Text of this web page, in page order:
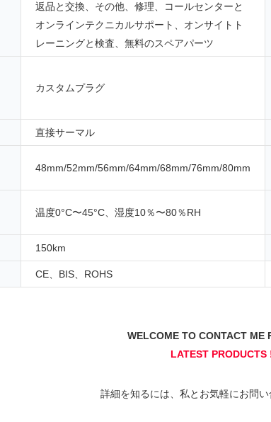
返品と交換、その他、修理、コールセンターと
オンラインテクニカルサポート、オンサイトト
レーニングと検査、無料のスペアパーツ
カスタムプラグ
直接サーマル
48mm/52mm/56mm/64mm/68mm/76mm/80mm
温度0°C〜45°C、湿度10％〜80％RH
150km
CE、BIS、ROHS